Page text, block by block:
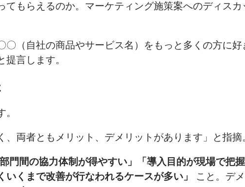
もらえるのか。マーケティング施策案へのディス
（自社の商品やサービス名）をもっと多くの方に
言します。
両者ともメリット、デメリットがあります」と指摘
部門間の協力体制が得やすい」「導入目的が現場で把
くまで改善が行なわれるケースが多い」
こと。デ